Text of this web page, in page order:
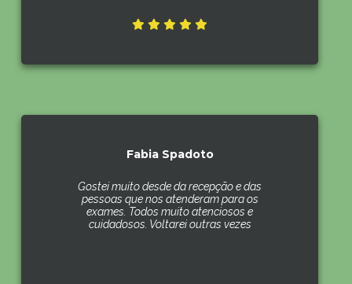
Fabia Spadoto
Gostei muito desde da recepção e das
pessoas que nos atenderam para os
exames. Todos muito atenciosos e
cuidadosos. Voltarei outras vezes